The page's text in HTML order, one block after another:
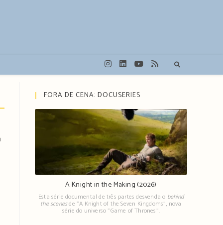
FORA DE CENA: DOCUSERIES
A Knight in the Making (2026)
Esta série documental de três partes desvenda o behind
the scenesde "A Knight of the Seven Kingdoms", nova
série do universo "Game of Thrones".